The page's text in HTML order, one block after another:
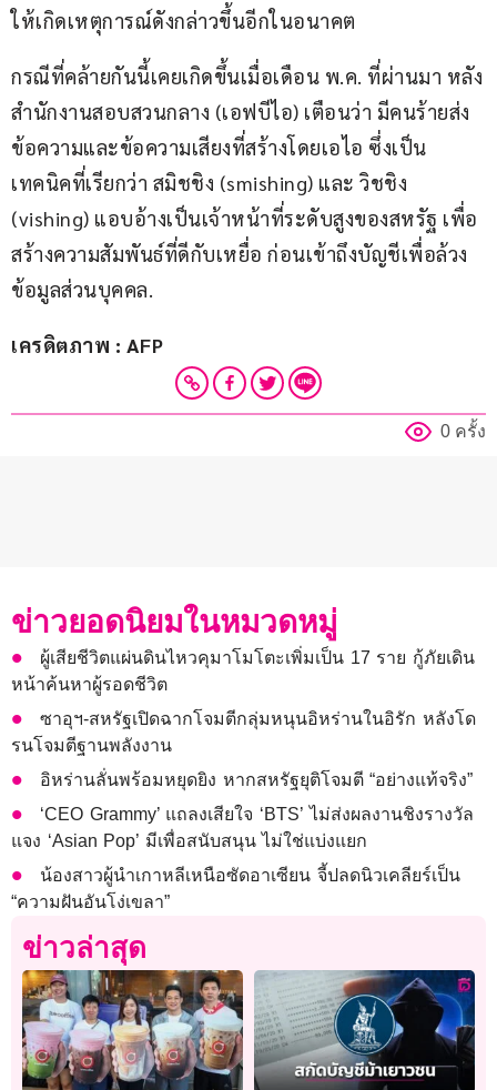
ให้เกิดเหตุการณ์ดังกล่าวขึ้นอีกในอนาคต
กรณีที่คล้ายกันนี้เคยเกิดขึ้นเมื่อเดือน พ.ค. ที่ผ่านมา หลัง
สำนักงานสอบสวนกลาง (เอฟบีไอ) เตือนว่า มีคนร้ายส่ง
ข้อความและข้อความเสียงที่สร้างโดยเอไอ ซึ่งเป็น
เทคนิคที่เรียกว่า สมิชชิง (smishing) และ วิชชิง
(vishing) แอบอ้างเป็นเจ้าหน้าที่ระดับสูงของสหรัฐ เพื่อ
สร้างความสัมพันธ์ที่ดีกับเหยื่อ ก่อนเข้าถึงบัญชีเพื่อล้วง
ข้อมูลส่วนบุคคล.
เครดิตภาพ : AFP
0 ครั้ง
ข่าวยอดนิยมในหมวดหมู่
ผู้เสียชีวิตแผ่นดินไหวคุมาโมโตะเพิ่มเป็น 17 ราย กู้ภัยเดิน
หน้าค้นหาผู้รอดชีวิต
ซาอุฯ-สหรัฐเปิดฉากโจมตีกลุ่มหนุนอิหร่านในอิรัก หลังโด
รนโจมตีฐานพลังงาน
อิหร่านลั่นพร้อมหยุดยิง หากสหรัฐยุติโจมตี “อย่างแท้จริง”
‘CEO Grammy’ แถลงเสียใจ ‘BTS’ ไม่ส่งผลงานชิงรางวัล
แจง ‘Asian Pop’ มีเพื่อสนับสนุน ไม่ใช่แบ่งแยก
น้องสาวผู้นำเกาหลีเหนือซัดอาเซียน จี้ปลดนิวเคลียร์เป็น
“ความฝันอันโง่เขลา”
ข่าวล่าสุด